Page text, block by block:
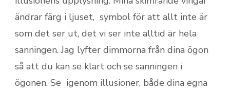
ändrar färg i ljuset, symbol för att allt inte är
som det ser ut, det vi ser inte alltid är hela
sanningen. Jag lyfter dimmorna från dina ögon
så att du kan se klart och se sanningen i
ögonen. Se igenom illusioner, både dina egna